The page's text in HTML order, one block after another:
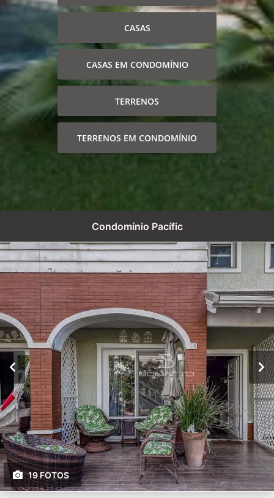
CASAS
CASAS EM CONDOMÍNIO
TERRENOS
TERRENOS EM CONDOMÍNIO
Condomínio Pacífic
19 FOTOS